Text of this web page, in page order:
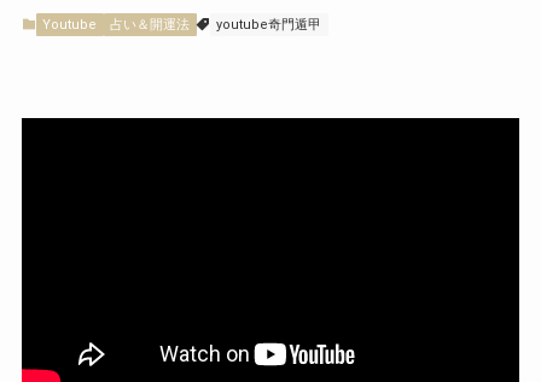
Youtube 占い＆開運法 youtube奇門遁甲